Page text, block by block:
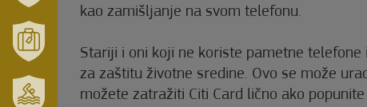
VÁRUSONK
ÉS
TÉRSÉGÜNK
MÓRAHALOM
TURISZTIKA
kao zamišljanje na svom telefonu.
Stariji i oni koji ne koriste pametne
za zaštitu životne sredine. Ovo se može
možete zatražiti Citi Card lično ako